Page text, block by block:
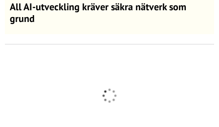
All AI-utveckling kräver säkra nätverk som
grund